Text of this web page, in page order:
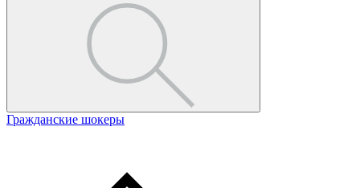
Гражданские шокеры